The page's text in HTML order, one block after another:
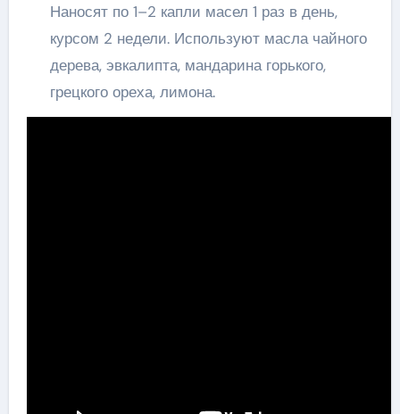
Наносят по 1–2 капли масел 1 раз в день,
курсом 2 недели. Используют масла чайного
дерева, эвкалипта, мандарина горького,
грецкого ореха, лимона.